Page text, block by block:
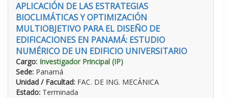
APLICACIÓN DE LAS ESTRATEGIAS
BIOCLIMÁTICAS Y OPTIMIZACIÓN
MULTIOBJETIVO PARA EL DISEÑO DE
EDIFICACIONES EN PANAMÁ: ESTUDIO
NUMÉRICO DE UN EDIFICIO UNIVERSITARIO
Cargo: Investigador Principal (IP)
Sede: Panamá
Unidad / Facultad: FAC. DE ING. MECÁNICA
Estado: Terminada